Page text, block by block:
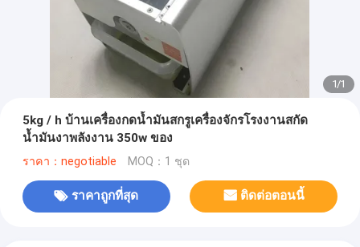
1/1
5kg / h บ้านเครื่องกดน้ำมันสกรูเครื่องจักรโรงงานสกัด
น้ำมันงาพลังงาน 350w ของ
ราคา：negotiable MOQ：1 ชุด
ราคาถูกที่สุด ติดต่อตอนนี้